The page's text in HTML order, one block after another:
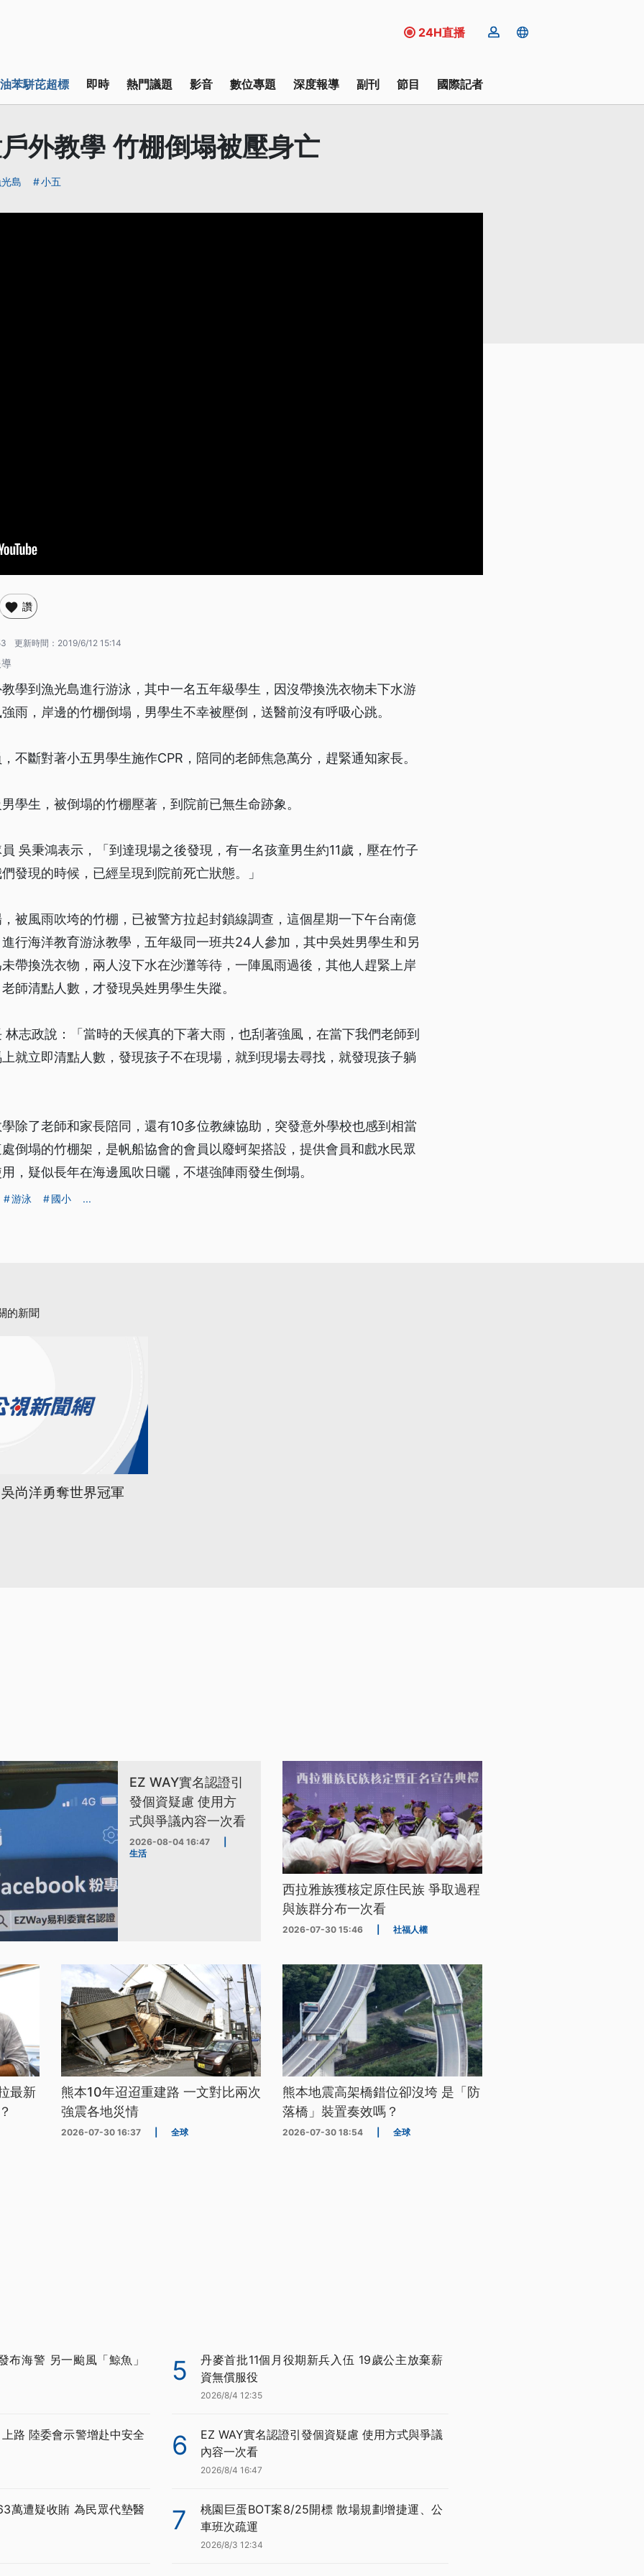
24H直播
苯駢芘超標 即時 熱門議題 影音 數位專題 深度報導 副刊 節目 國際記者
外教學 竹棚倒塌被壓身亡
島 小五
讚
更新時間： 2019/6/12 15:14
學到漁光島進行游泳，其中一名五年級學生，因沒帶換洗衣物未下水游
雨，岸邊的竹棚倒塌，男學生不幸被壓倒，送醫前沒有呼吸心跳。
不斷對著小五男學生施作CPR，陪同的老師焦急萬分，趕緊通知家長。
學生，被倒塌的竹棚壓著，到院前已無生命跡象。
吳秉鴻表示，「到達現場之後發現，有一名孩童男生約11歲，壓在竹子
發現的時候，已經呈現到院前死亡狀態。」
被風雨吹垮的竹棚，已被警方拉起封鎖線調查，這個星期一下午台南億
行海洋教育游泳教學，五年級同一班共24人參加，其中吳姓男學生和另
帶換洗衣物，兩人沒下水在沙灘等待，一陣風雨過後，其他人趕緊上岸
師清點人數，才發現吳姓男學生失蹤。
林志政說：「當時的天候真的下著大雨，也刮著強風，在當下我們老師到
就立即清點人數，發現孩子不在現場，就到現場去尋找，就發現孩子躺
除了老師和家長陪同，還有10多位教練協助，突發意外學校也感到相當
倒塌的竹棚架，是帆船協會的會員以廢蚵架搭設，提供會員和戲水民眾
，疑似長年在海邊風吹日曬，不堪強陣雨發生倒塌。
游泳 國小 ...
的新聞
尚洋勇奪世界冠軍
EZ WAY實名認證引
發個資疑慮 使用方
式與爭議內容一次看
2026-08-04 16:47
生活
西拉雅族獲核定原住民族 爭取過程
與族群分布一次看
2026-07-30 15:46 社福人權
最新
熊本10年迢迢重建路 一文對比兩次
強震各地災情
2026-07-30 16:37 全球
熊本地震高架橋錯位卻沒垮 是「防
落橋」裝置奏效嗎？
2026-07-30 18:54 全球
布海警 另一颱風「鯨魚」
路 陸委會示警增赴中安全
萬遭疑收賄 為民眾代墊醫
5
丹麥首批11個月役期新兵入伍 19歲公主放棄薪
資無償服役
2026/8/4 12:35
6
EZ WAY實名認證引發個資疑慮 使用方式與爭議
內容一次看
2026/8/4 16:47
7
桃園巨蛋BOT案8/25開標 散場規劃增捷運、公
車班次疏運
2026/8/3 12:34